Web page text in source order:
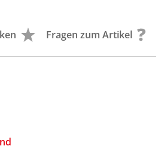
Fragen zum Artikel